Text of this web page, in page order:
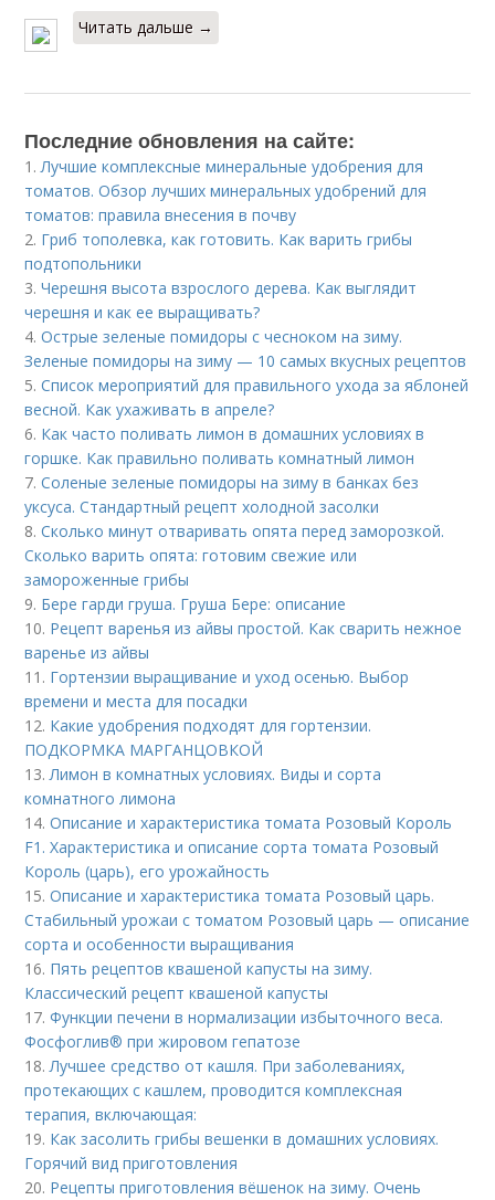
Читать дальше →
Последние обновления на сайте:
1.Лучшие комплексные минеральные удобрения для
томатов. Обзор лучших минеральных удобрений для
томатов: правила внесения в почву
2. Гриб тополевка, как готовить. Как варить грибы
подтопольники
3.Черешня высота взрослого дерева. Как выглядит
черешня и как ее выращивать?
4.Острые зеленые помидоры с чесноком на зиму.
Зеленые помидоры на зиму — 10 самых вкусных рецептов
5.Список мероприятий для правильного ухода за яблоней
весной. Как ухаживать в апреле?
6. Как часто поливать лимон в домашних условиях в
горшке. Как правильно поливать комнатный лимон
7.Соленые зеленые помидоры на зиму в банках без
уксуса. Стандартный рецепт холодной засолки
8.Сколько минут отваривать опята перед заморозкой.
Сколько варить опята: готовим свежие или
замороженные грибы
9. Бере гарди груша. Груша Бере: описание
10. Рецепт варенья из айвы простой. Как сварить нежное
варенье из айвы
11. Гортензии выращивание и уход осенью. Выбор
времени и места для посадки
12. Какие удобрения подходят для гортензии.
ПОДКОРМКА МАРГАНЦОВКОЙ
13.Лимон в комнатных условиях. Виды и сорта
комнатного лимона
14.Описание и характеристика томата Розовый Король
F1. Характеристика и описание сорта томата Розовый
Король (царь), его урожайность
15.Описание и характеристика томата Розовый царь.
Стабильный урожаи с томатом Розовый царь — описание
сорта и особенности выращивания
16. Пять рецептов квашеной капусты на зиму.
Классический рецепт квашеной капусты
17.Функции печени в нормализации избыточного веса.
Фосфоглив® при жировом гепатозе
18.Лучшее средство от кашля. При заболеваниях,
протекающих с кашлем, проводится комплексная
терапия, включающая:
19. Как засолить грибы вешенки в домашних условиях.
Горячий вид приготовления
20. Рецепты приготовления вёшенок на зиму. Очень